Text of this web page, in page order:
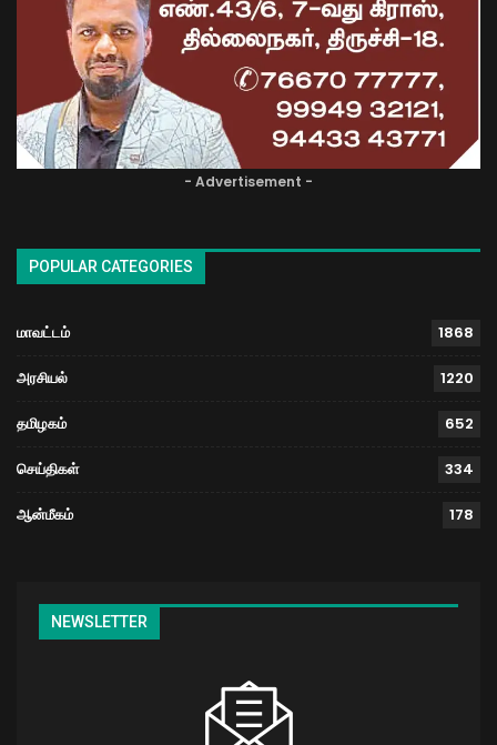
- Advertisement -
POPULAR CATEGORIES
மாவட்டம் 1868
அரசியல் 1220
தமிழகம் 652
செய்திகள் 334
ஆன்மீகம் 178
NEWSLETTER